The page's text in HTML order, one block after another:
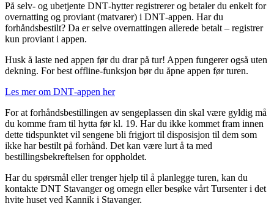
På selv- og ubetjente DNT‑hytter registrerer og betaler du enkelt for
overnatting og proviant (matvarer) i DNT‑appen. Har du
forhåndsbestilt? Da er selve overnattingen allerede betalt – registrer
kun proviant i appen.
Husk å laste ned appen før du drar på tur! Appen fungerer også uten
dekning. For best offline‑funksjon bør du åpne appen før turen.
Les mer om DNT‑appen her
For at forhåndsbestillingen av sengeplassen din skal være gyldig må
du komme fram til hytta før kl. 19. Har du ikke kommet fram innen
dette tidspunktet vil sengene bli frigjort til disposisjon til dem som
ikke har bestilt på forhånd. Det kan være lurt å ta med
bestillingsbekreftelsen for oppholdet.
Har du spørsmål eller trenger hjelp til å planlegge turen, kan du
kontakte DNT Stavanger og omegn eller besøke vårt Tursenter i det
hvite huset ved Kannik i Stavanger.